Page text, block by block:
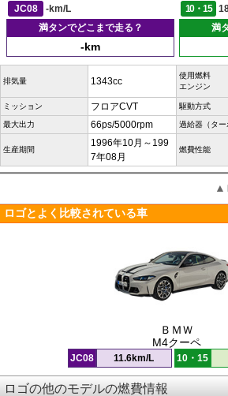
JC08
-km/L 10・15
満タンでどこまで走る？
-km
満
排気量 1343cc
使用燃料
エンジン
ミッション フロアCVT 駆動方式
最大出力 66ps/5000rpm 過給器（ター
生産期間
1996年10月～199
7年08月
燃費性能
▲
ロゴとよく比較されている車
ＢＭＷ
M4クーペ
JC08 11.6km/L 10・15
ロゴの他のモデルの燃費情報